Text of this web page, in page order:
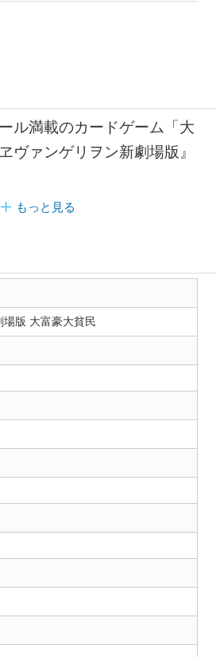
ル満載のカードゲーム「大
ヴァンゲリヲン新劇場版』
もっと見る
版 大富豪大貧民